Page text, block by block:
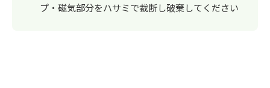
プ・磁気部分をハサミで裁断し破棄してください